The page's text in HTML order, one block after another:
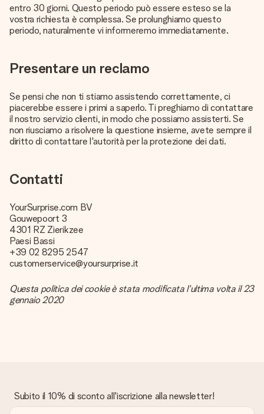
entro 30 giorni. Questo periodo può essere esteso se la
vostra richiesta è complessa. Se prolunghiamo questo
periodo, naturalmente vi informeremo immediatamente.
Presentare un reclamo
Se pensi che non ti stiamo assistendo correttamente, ci
piacerebbe essere i primi a saperlo. Ti preghiamo di contattare
il nostro servizio clienti, in modo che possiamo assisterti. Se
non riusciamo a risolvere la questione insieme, avete sempre il
diritto di contattare l'autorità per la protezione dei dati.
Contatti
YourSurprise.com BV
Gouwepoort 3
4301 RZ Zierikzee
Paesi Bassi
+39 02 8295 2547
customerservice@yoursurprise.it
Questa politica dei cookie è stata modificata l'ultima volta il 23
gennaio 2020
Subito il 10% di sconto all'iscrizione alla newsletter!